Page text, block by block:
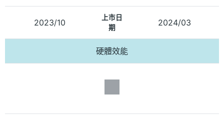
2023/10
上市日
期
2024/03
硬體效能